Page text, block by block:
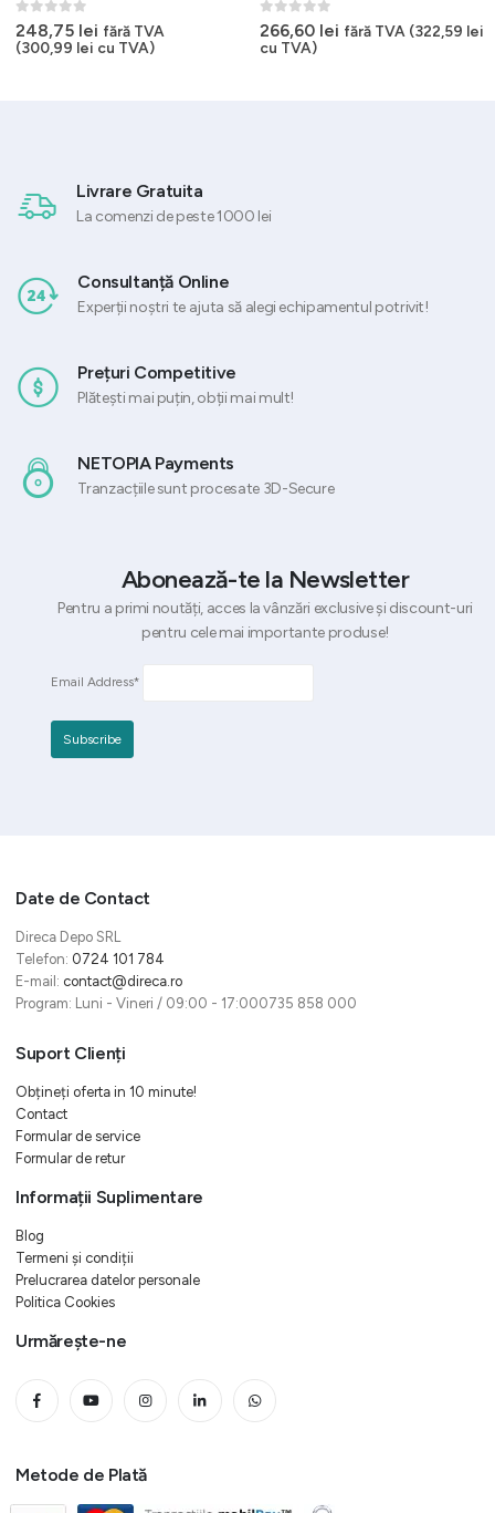
0out of 5
248,75 lei fără TVA
(300,99 lei cu TVA)
0out of 5
266,60 lei fără TVA (322,59 lei
cu TVA)
Livrare Gratuita
La comenzi de peste 1000 lei
Consultanță Online
Experții noștri te ajuta să alegi echipamentul potrivit!
Prețuri Competitive
Plătești mai puțin, obții mai mult!
NETOPIA Payments
Tranzacțiile sunt procesate 3D-Secure
Abonează-te la Newsletter
Pentru a primi noutăți, acces la vânzări exclusive și discount-uri
pentru cele mai importante produse!
Email Address*
Date de Contact
Direca Depo SRL
Telefon: 0724 101 784
E-mail: contact@direca.ro
Program: Luni - Vineri / 09:00 - 17:000735 858 000
Suport Clienți
Obțineți oferta in 10 minute!
Contact
Formular de service
Formular de retur
Informații Suplimentare
Blog
Termeni și condiții
Prelucrarea datelor personale
Politica Cookies
Urmărește-ne
Metode de Plată